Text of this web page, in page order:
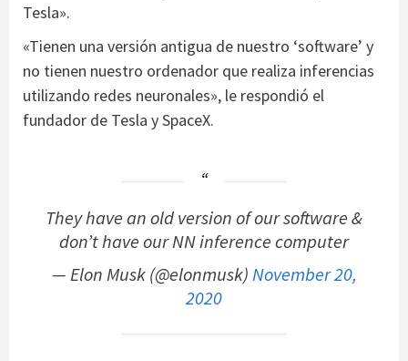
Tesla».
«Tienen una versión antigua de nuestro ‘software’ y
no tienen nuestro ordenador que realiza inferencias
utilizando redes neuronales», le respondió el
fundador de Tesla y SpaceX.
They have an old version of our software &
don’t have our NN inference computer
— Elon Musk (@elonmusk)November 20,
2020